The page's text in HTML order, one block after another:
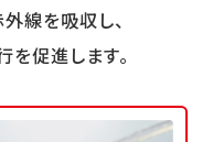
線を吸収し、
促進します。